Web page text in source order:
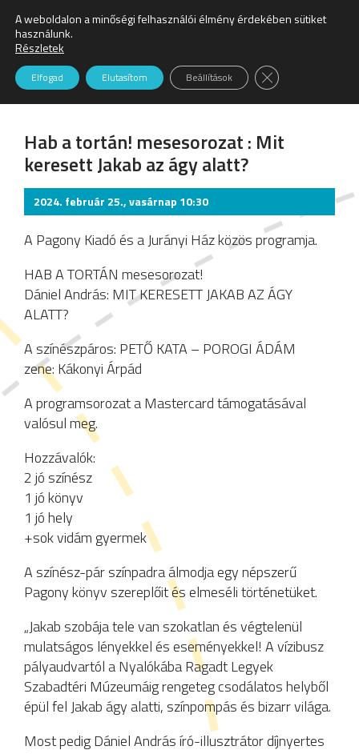
Keresés:
Színház
Hab a tortán! mesesorozat : Mit
keresett Jakab az ágy alatt?
2024. február 25., vasárnap 10:30
A Pagony Kiadó és a Jurányi Ház közös programja.
HAB A TORTÁN mesesorozat!
Dániel András: MIT KERESETT JAKAB AZ ÁGY
ALATT?
A színészpáros: PETŐ KATA – POROGI ÁDÁM
zene: Kákonyi Árpád
A programsorozat a Mastercard támogatásával
valósul meg.
Hozzávalók:
2 jó színész
1 jó könyv
1 jó hely
+sok vidám gyermek
A színész-pár színpadra álmodja egy népszerű
Pagony könyv szereplőit és elmeséli történetüket.
„Jakab szobája tele van szokatlan és végtelenül
mulatságos lényekkel és eseményekkel! A vízibusz
pályaudvartól a Nyalókába Ragadt Legyek
Szabadtéri Múzeumáig rengeteg csodálatos helyből
épül fel Jakab ágy alatti, színpompás és bizarr világa.
Most pedig Dániel András író-illusztrátor díjnyertes
A weboldalon a minőségi felhasználói élmény érdekében sütiket
használunk.
Részletek
Elfogad Elutasítom Beállítások Close GDPR